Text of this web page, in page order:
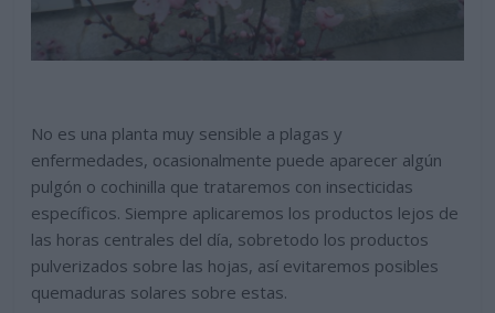
No es una planta muy sensible a plagas y
enfermedades, ocasionalmente puede aparecer algún
pulgón o cochinilla que trataremos con insecticidas
específicos. Siempre aplicaremos los productos lejos de
las horas centrales del día, sobretodo los productos
pulverizados sobre las hojas, así evitaremos posibles
quemaduras solares sobre estas.